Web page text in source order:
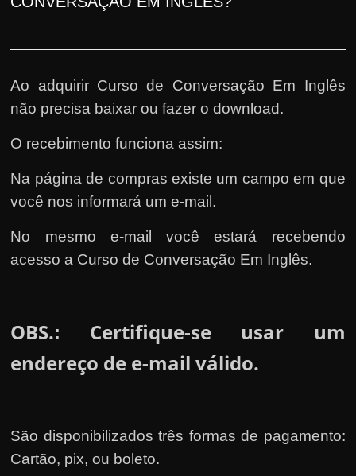
Ao adquirir Curso de Conversação Em Inglês
não precisa baixar ou fazer o download.
O recebimento funciona assim:
Na página de compras existe um campo em que
você nos informará um e-mail.
No mesmo e-mail você estará recebendo
acesso a Curso de Conversação Em Inglês.
OBS.:
Certifique-se usar um
endereço de e-mail válido.
São disponibilizados três formas de pagamento:
Cartão, pix, ou boleto.